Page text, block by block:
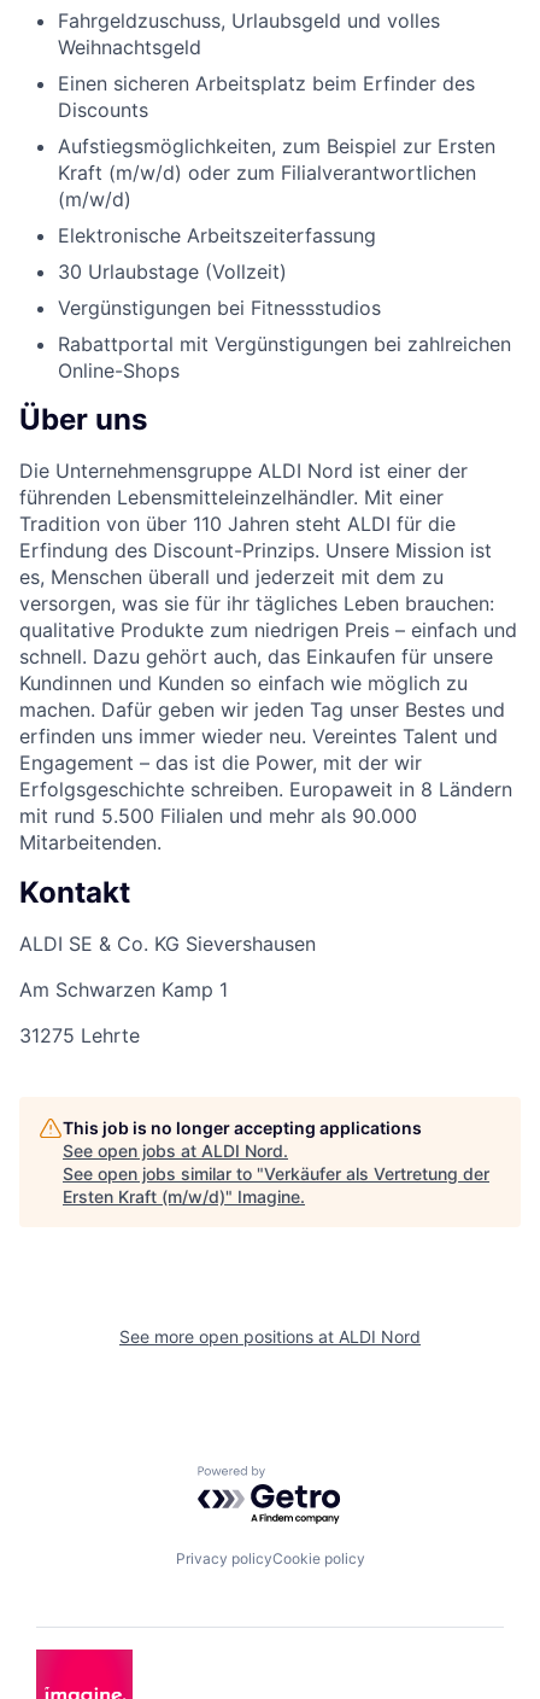
Fahrgeldzuschuss, Urlaubsgeld und volles
Weihnachtsgeld
Einen sicheren Arbeitsplatz beim Erfinder des
Discounts
Aufstiegsmöglichkeiten, zum Beispiel zur Ersten
Kraft (m/w/d) oder zum Filialverantwortlichen
(m/w/d)
Elektronische Arbeitszeiterfassung
30 Urlaubstage (Vollzeit)
Vergünstigungen bei Fitnessstudios
Rabattportal mit Vergünstigungen bei zahlreichen
Online-Shops
Über uns
Die Unternehmensgruppe ALDI Nord ist einer der
führenden Lebensmitteleinzelhändler. Mit einer
Tradition von über 110 Jahren steht ALDI für die
Erfindung des Discount-Prinzips. Unsere Mission ist
es, Menschen überall und jederzeit mit dem zu
versorgen, was sie für ihr tägliches Leben brauchen:
qualitative Produkte zum niedrigen Preis – einfach und
schnell. Dazu gehört auch, das Einkaufen für unsere
Kundinnen und Kunden so einfach wie möglich zu
machen. Dafür geben wir jeden Tag unser Bestes und
erfinden uns immer wieder neu. Vereintes Talent und
Engagement – das ist die Power, mit der wir
Erfolgsgeschichte schreiben. Europaweit in 8 Ländern
mit rund 5.500 Filialen und mehr als 90.000
Mitarbeitenden.
Kontakt
ALDI SE & Co. KG Sievershausen
Am Schwarzen Kamp 1
31275 Lehrte
This job is no longer accepting applications
See open jobs at ALDI Nord.
See open jobs similar to "Verkäufer als Vertretung der
Ersten Kraft (m/w/d)" Imagine.
See more open positions at ALDI Nord
Powered by Getro.com
Privacy policyCookie policy